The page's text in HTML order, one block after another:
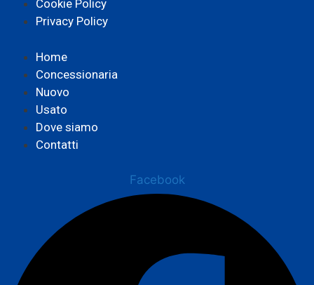
Cookie Policy
Privacy Policy
Home
Concessionaria
Nuovo
Usato
Dove siamo
Contatti
Facebook